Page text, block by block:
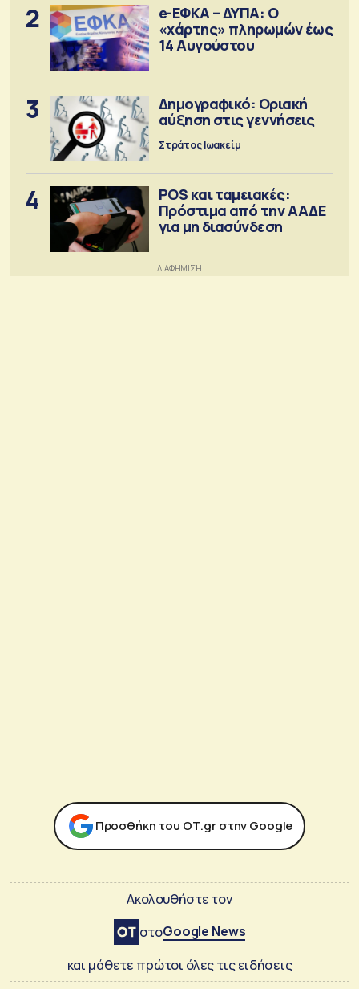
2
e-ΕΦΚΑ – ΔΥΠΑ: Ο
«χάρτης» πληρωμών έως
14 Αυγούστου
3
Δημογραφικό: Οριακή
αύξηση στις γεννήσεις
Στράτος Ιωακείμ
4
POS και ταμειακές:
Πρόστιμα από την ΑΑΔΕ
για μη διασύνδεση
Προσθήκη του ΟΤ.gr στην Google
Ακολουθήστε τον
στοGoogle News
και μάθετε πρώτοι όλες τις ειδήσεις